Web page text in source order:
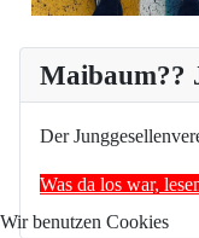
Maibaum??
Der
Was da los war,
Wir benutzen Cookies